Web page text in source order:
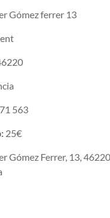
Gómez ferrer 13
563
25€
Gómez Ferrer, 13,